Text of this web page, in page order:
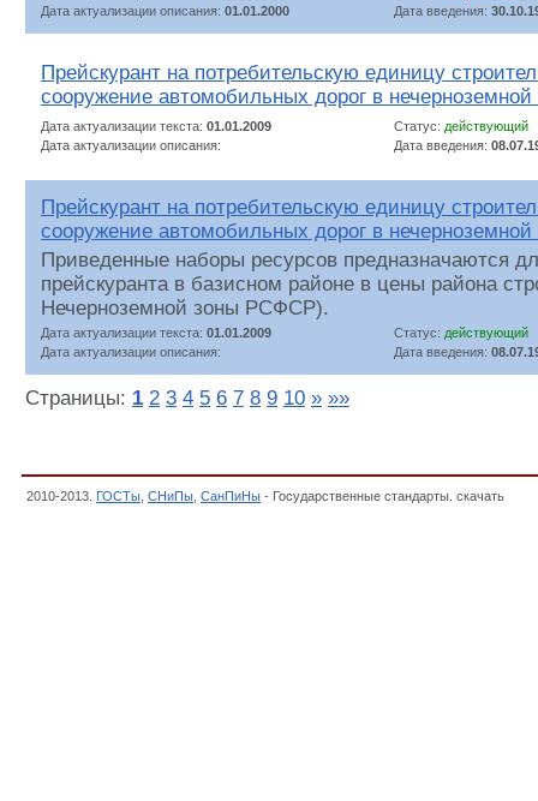
Дата актуализации описания: 01.01.2000 Дата введения:
Прейскурант на потребительскую единицу
сооружение автомобильных дорог в
Дата актуализации текста: 01.01.2009 Статус: действующий
Дата актуализации описания:
Дата введения:
Прейскурант на потребительскую единицу
сооружение автомобильных дорог в
Приведенные наборы ресурсов предназначаются
прейскуранта в базисном районе в цены района
Нечерноземной зоны РСФСР).
Дата актуализации текста: 01.01.2009 Статус: действующий
Дата актуализации описания:
Дата введения:
Страницы: 1 2 3 4 5 6 7 8 9 10 » »»
2010-2013. ГОСТы СНиПы СанПиНы - Государственные стандарты. скачать